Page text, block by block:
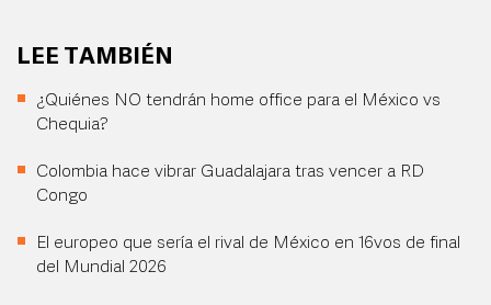
LEE TAMBIÉN
¿Quiénes NO tendrán home office para el México vs
Chequia?
Colombia hace vibrar Guadalajara tras vencer a RD
Congo
El europeo que sería el rival de México en 16vos de final
del Mundial 2026